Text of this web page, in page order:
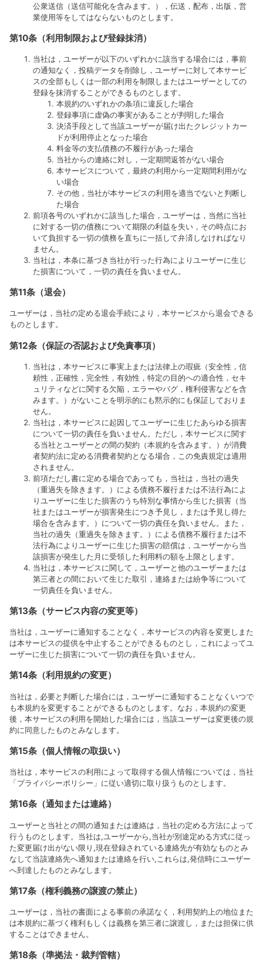
公衆送信（送信可能化を含みます。），伝送，配布，出版，営
業使用等をしてはならないものとします。
第10条（利用制限および登録抹消）
当社は，ユーザーが以下のいずれかに該当する場合には，事前
の通知なく，投稿データを削除し，ユーザーに対して本サービ
スの全部もしくは一部の利用を制限しまたはユーザーとしての
登録を抹消することができるものとします。
本規約のいずれかの条項に違反した場合
登録事項に虚偽の事実があることが判明した場合
決済手段として当該ユーザーが届け出たクレジットカー
ドが利用停止となった場合
料金等の支払債務の不履行があった場合
当社からの連絡に対し，一定期間返答がない場合
本サービスについて，最終の利用から一定期間利用がな
い場合
その他，当社が本サービスの利用を適当でないと判断し
た場合
前項各号のいずれかに該当した場合，ユーザーは，当然に当社
に対する一切の債務について期限の利益を失い，その時点にお
いて負担する一切の債務を直ちに一括して弁済しなければなり
ません。
当社は，本条に基づき当社が行った行為によりユーザーに生じ
た損害について，一切の責任を負いません。
第11条（退会）
ユーザーは，当社の定める退会手続により，本サービスから退会できる
ものとします。
第12条（保証の否認および免責事項）
当社は，本サービスに事実上または法律上の瑕疵（安全性，信
頼性，正確性，完全性，有効性，特定の目的への適合性，セキ
ュリティなどに関する欠陥，エラーやバグ，権利侵害などを含
みます。）がないことを明示的にも黙示的にも保証しておりま
せん。
当社は，本サービスに起因してユーザーに生じたあらゆる損害
について一切の責任を負いません。ただし，本サービスに関す
る当社とユーザーとの間の契約（本規約を含みます。）が消費
者契約法に定める消費者契約となる場合，この免責規定は適用
されません。
前項ただし書に定める場合であっても，当社は，当社の過失
（重過失を除きます。）による債務不履行または不法行為によ
りユーザーに生じた損害のうち特別な事情から生じた損害（当
社またはユーザーが損害発生につき予見し，または予見し得た
場合を含みます。）について一切の責任を負いません。また，
当社の過失（重過失を除きます。）による債務不履行または不
法行為によりユーザーに生じた損害の賠償は，ユーザーから当
該損害が発生した月に受領した利用料の額を上限とします。
当社は，本サービスに関して，ユーザーと他のユーザーまたは
第三者との間において生じた取引，連絡または紛争等について
一切責任を負いません。
第13条（サービス内容の変更等）
当社は，ユーザーに通知することなく，本サービスの内容を変更しまた
は本サービスの提供を中止することができるものとし，これによってユ
ーザーに生じた損害について一切の責任を負いません。
第14条（利用規約の変更）
当社は，必要と判断した場合には，ユーザーに通知することなくいつで
も本規約を変更することができるものとします。なお，本規約の変更
後，本サービスの利用を開始した場合には，当該ユーザーは変更後の規
約に同意したものとみなします。
第15条（個人情報の取扱い）
当社は，本サービスの利用によって取得する個人情報については，当社
「プライバシーポリシー」に従い適切に取り扱うものとします。
第16条（通知または連絡）
ユーザーと当社との間の通知または連絡は，当社の定める方法によって
行うものとします。当社は,ユーザーから,当社が別途定める方式に従っ
た変更届け出がない限り,現在登録されている連絡先が有効なものとみ
なして当該連絡先へ通知または連絡を行い,これらは,発信時にユーザー
へ到達したものとみなします。
第17条（権利義務の譲渡の禁止）
ユーザーは，当社の書面による事前の承諾なく，利用契約上の地位また
は本規約に基づく権利もしくは義務を第三者に譲渡し，または担保に供
することはできません。
第18条（準拠法・裁判管轄）